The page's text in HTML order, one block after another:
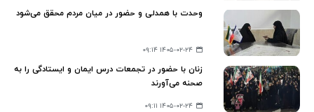
وحدت با همدلی و حضور در میان مردم محقق می‌شود
۱۴۰۵-۰۲-۲۴ ۰۹:۱۴
زنان با حضور در تجمعات درس ایمان و ایستادگی را به
صحنه می‌آورند
۱۴۰۵-۰۲-۲۴ ۰۹:۱۱